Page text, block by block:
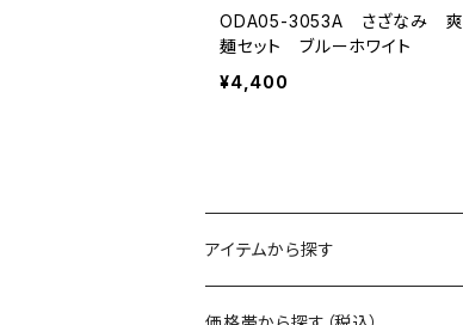
ODA05-3053A さざなみ 爽
麺セット ブルーホワイト
¥4,400
アイテムから探す
マグ